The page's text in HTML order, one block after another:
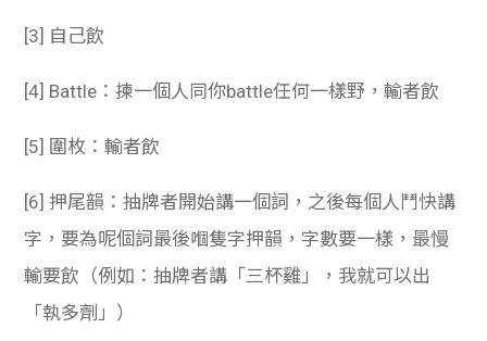
[3] 自己飲
[4] Battle：揀一個人同你battle任何一樣野，輸者飲
[5] 圍枚：輸者飲
[6] 押尾韻：抽牌者開始講一個詞，之後每個人鬥快講
字，要為呢個詞最後嗰隻字押韻，字數要一樣，最慢
輸要飲（例如：抽牌者講「三杯雞」，我就可以出
「執多劑」）